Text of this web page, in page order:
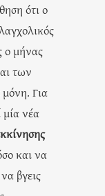
ότι ο
ο μήνας
των
Για
μία νέα
και να
βγεις